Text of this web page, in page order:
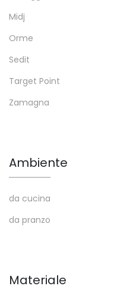
Midj
Orme
Sedit
Target Point
Zamagna
Ambiente
da cucina
da pranzo
Materiale